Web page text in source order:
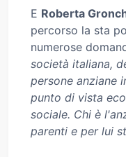
E Roberta
percorso la sta
numerose
società italiana,
persone anziane
punto di vista
sociale. Chi è
parenti e per lui